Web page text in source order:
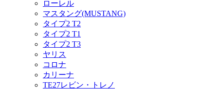
ローレル
マスタング(MUSTANG)
タイプ2 T2
タイプ2 T1
タイプ2 T3
ヤリス
コロナ
カリーナ
TE27レビン・トレノ